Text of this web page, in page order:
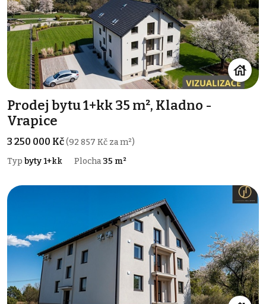
Prodej bytu 1+kk 35 m², Kladno -
Vrapice
3 250 000 Kč(92 857 Kč za m²)
Typ byty 1+kk Plocha 35 m²